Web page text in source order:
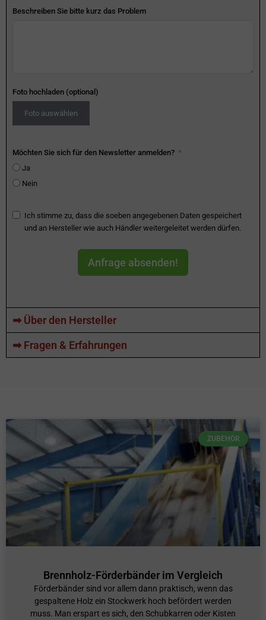
Beschreiben Sie bitte kurz das Problem
Foto hochladen (optional)
Foto auswählen
Möchten Sie sich für den Newsletter anmelden?
Ja
Nein
Ich stimme zu, dass die soeben angegebenen Daten gespeichert
und an Hersteller wie auch Händler weitergeleitet werden dürfen.
Anfrage absenden!
➡ Über den Hersteller
➡ Fragen & Erfahrungen
ZUBEHÖR
Brennholz-Förderbänder im Vergleich
Förderbänder sind vor allem dann praktisch, wenn das
gespaltene Holz ein Stockwerk hoch befördert werden
muss. Man erspart es sich, den Schubkarren oder Kisten